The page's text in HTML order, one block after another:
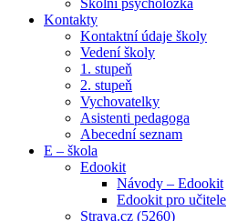
Školní psycholožka
Kontakty
Kontaktní údaje školy
Vedení školy
1. stupeň
2. stupeň
Vychovatelky
Asistenti pedagoga
Abecední seznam
E – škola
Edookit
Návody – Edookit
Edookit pro učitele
Strava.cz (5260)